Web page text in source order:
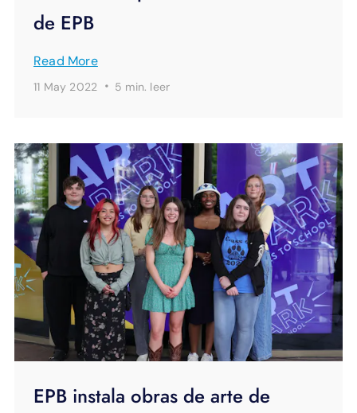
de EPB
Read More
11 May 2022 · 5 min. leer
EPB instala obras de arte de